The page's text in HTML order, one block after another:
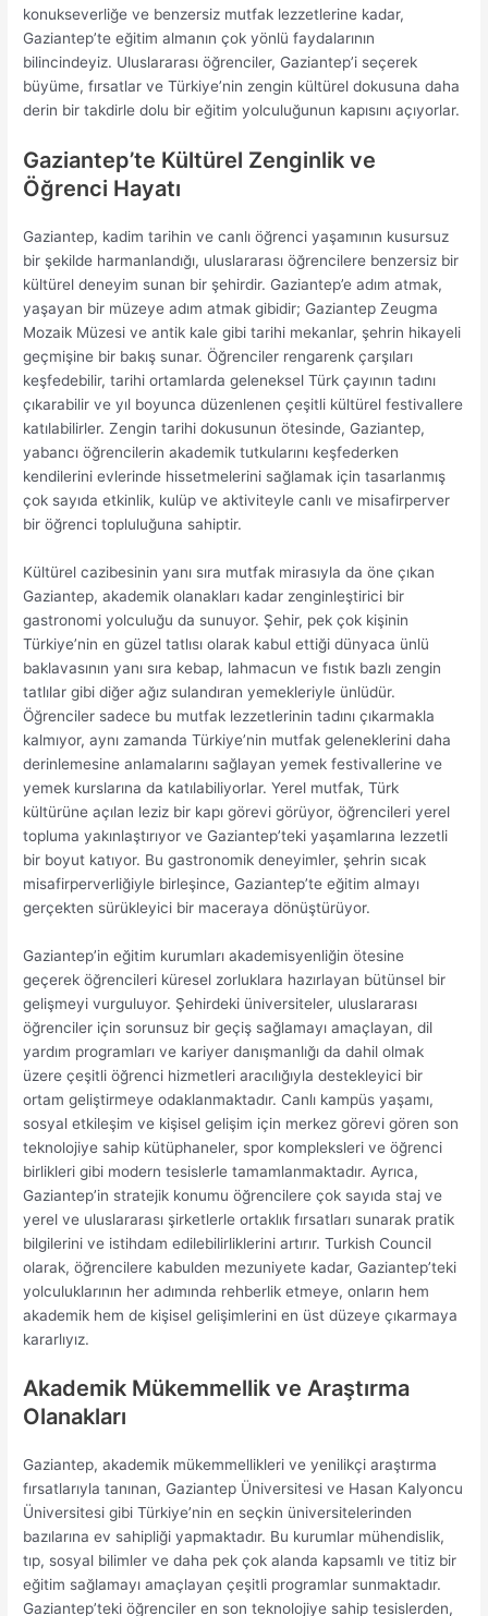
konukseverliğe ve benzersiz mutfak lezzetlerine kadar,
Gaziantep’te eğitim almanın çok yönlü faydalarının
bilincindeyiz. Uluslararası öğrenciler, Gaziantep’i seçerek
büyüme, fırsatlar ve Türkiye’nin zengin kültürel dokusuna daha
derin bir takdirle dolu bir eğitim yolculuğunun kapısını açıyorlar.
Gaziantep’te Kültürel Zenginlik ve
Öğrenci Hayatı
Gaziantep, kadim tarihin ve canlı öğrenci yaşamının kusursuz
bir şekilde harmanlandığı, uluslararası öğrencilere benzersiz bir
kültürel deneyim sunan bir şehirdir. Gaziantep’e adım atmak,
yaşayan bir müzeye adım atmak gibidir; Gaziantep Zeugma
Mozaik Müzesi ve antik kale gibi tarihi mekanlar, şehrin hikayeli
geçmişine bir bakış sunar. Öğrenciler rengarenk çarşıları
keşfedebilir, tarihi ortamlarda geleneksel Türk çayının tadını
çıkarabilir ve yıl boyunca düzenlenen çeşitli kültürel festivallere
katılabilirler. Zengin tarihi dokusunun ötesinde, Gaziantep,
yabancı öğrencilerin akademik tutkularını keşfederken
kendilerini evlerinde hissetmelerini sağlamak için tasarlanmış
çok sayıda etkinlik, kulüp ve aktiviteyle canlı ve misafirperver
bir öğrenci topluluğuna sahiptir.
Kültürel cazibesinin yanı sıra mutfak mirasıyla da öne çıkan
Gaziantep, akademik olanakları kadar zenginleştirici bir
gastronomi yolculuğu da sunuyor. Şehir, pek çok kişinin
Türkiye’nin en güzel tatlısı olarak kabul ettiği dünyaca ünlü
baklavasının yanı sıra kebap, lahmacun ve fıstık bazlı zengin
tatlılar gibi diğer ağız sulandıran yemekleriyle ünlüdür.
Öğrenciler sadece bu mutfak lezzetlerinin tadını çıkarmakla
kalmıyor, aynı zamanda Türkiye’nin mutfak geleneklerini daha
derinlemesine anlamalarını sağlayan yemek festivallerine ve
yemek kurslarına da katılabiliyorlar. Yerel mutfak, Türk
kültürüne açılan leziz bir kapı görevi görüyor, öğrencileri yerel
topluma yakınlaştırıyor ve Gaziantep’teki yaşamlarına lezzetli
bir boyut katıyor. Bu gastronomik deneyimler, şehrin sıcak
misafirperverliğiyle birleşince, Gaziantep’te eğitim almayı
gerçekten sürükleyici bir maceraya dönüştürüyor.
Gaziantep’in eğitim kurumları akademisyenliğin ötesine
geçerek öğrencileri küresel zorluklara hazırlayan bütünsel bir
gelişmeyi vurguluyor. Şehirdeki üniversiteler, uluslararası
öğrenciler için sorunsuz bir geçiş sağlamayı amaçlayan, dil
yardım programları ve kariyer danışmanlığı da dahil olmak
üzere çeşitli öğrenci hizmetleri aracılığıyla destekleyici bir
ortam geliştirmeye odaklanmaktadır. Canlı kampüs yaşamı,
sosyal etkileşim ve kişisel gelişim için merkez görevi gören son
teknolojiye sahip kütüphaneler, spor kompleksleri ve öğrenci
birlikleri gibi modern tesislerle tamamlanmaktadır. Ayrıca,
Gaziantep’in stratejik konumu öğrencilere çok sayıda staj ve
yerel ve uluslararası şirketlerle ortaklık fırsatları sunarak pratik
bilgilerini ve istihdam edilebilirliklerini artırır. Turkish Council
olarak, öğrencilere kabulden mezuniyete kadar, Gaziantep’teki
yolculuklarının her adımında rehberlik etmeye, onların hem
akademik hem de kişisel gelişimlerini en üst düzeye çıkarmaya
kararlıyız.
Akademik Mükemmellik ve Araştırma
Olanakları
Gaziantep, akademik mükemmellikleri ve yenilikçi araştırma
fırsatlarıyla tanınan, Gaziantep Üniversitesi ve Hasan Kalyoncu
Üniversitesi gibi Türkiye’nin en seçkin üniversitelerinden
bazılarına ev sahipliği yapmaktadır. Bu kurumlar mühendislik,
tıp, sosyal bilimler ve daha pek çok alanda kapsamlı ve titiz bir
eğitim sağlamayı amaçlayan çeşitli programlar sunmaktadır.
Gaziantep’teki öğrenciler en son teknolojiye sahip tesislerden,